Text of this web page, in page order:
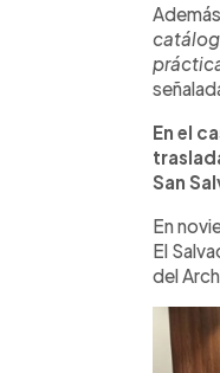
En el
San
En
El
del